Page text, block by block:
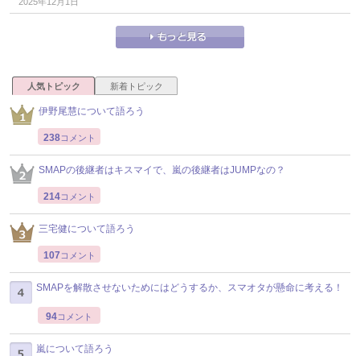
2025年12月1日
人気トピック 新着トピック
伊野尾慧について語ろう
238コメント
SMAPの後継者はキスマイで、嵐の後継者はJUMPなの？
214コメント
三宅健について語ろう
107コメント
SMAPを解散させないためにはどうするか、スマオタが懸命に考える！
94コメント
嵐について語ろう